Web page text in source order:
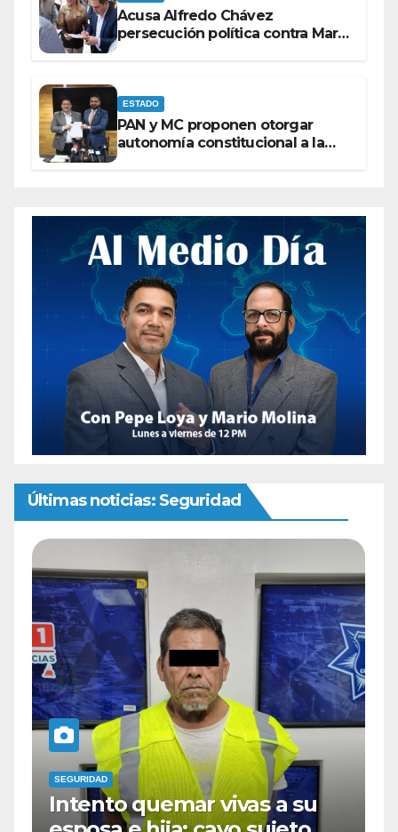
Acusa Alfredo Chávez
persecución política contra Maru
ESTADO
PAN y MC proponen otorgar
autonomía constitucional a la
Últimas noticias: Seguridad
SEGURIDAD
Cae sujeto en la colonia